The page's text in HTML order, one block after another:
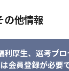
の他情報
厚生、 選考プ
会員登録が必要